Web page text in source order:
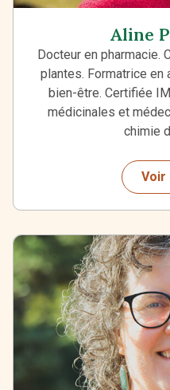
Aline
Docteur en pharmacie.
plantes. Formatrice en
bien-être. Certifiée
médicinales et
chimie
Voir